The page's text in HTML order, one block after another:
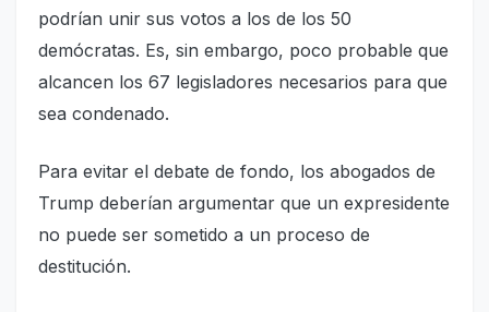
podrían unir sus votos a los de los 50
demócratas. Es, sin embargo, poco probable que
alcancen los 67 legisladores necesarios para que
sea condenado.
Para evitar el debate de fondo, los abogados de
Trump deberían argumentar que un expresidente
no puede ser sometido a un proceso de
destitución.